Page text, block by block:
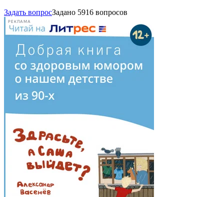
Задать вопросЗадано 5916 вопросов
РЕКЛАМА